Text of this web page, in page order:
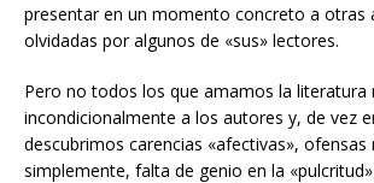
presentar en un momento concreto a otras
olvidadas por algunos de «sus» lectores.
Pero no todos los que amamos la literatura
incondicionalmente a los autores y, de vez
descubrimos carencias «afectivas», ofensas
simplemente, falta de genio en la